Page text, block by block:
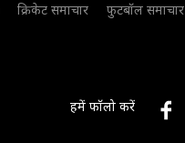
क्रिकेट समाचार
फुटबॉल समाचार
हमें फॉलो करें